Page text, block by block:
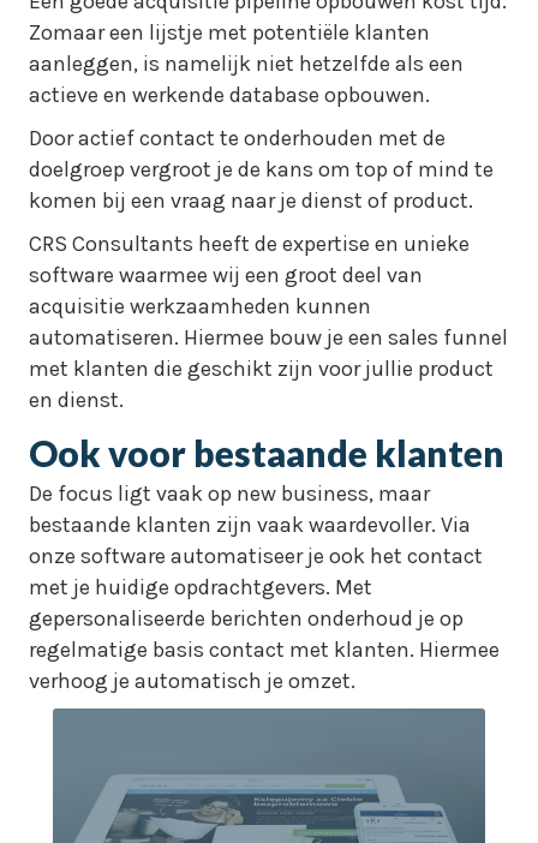
Zomaar een lijstje met potentiële klanten
aanleggen, is namelijk niet hetzelfde als een
actieve en werkende database opbouwen.
Door actief contact te onderhouden met de
doelgroep vergroot je de kans om top of mind te
komen bij een vraag naar je dienst of product.
CRS Consultants heeft de expertise en unieke
software waarmee wij een groot deel van
acquisitie werkzaamheden kunnen
automatiseren. Hiermee bouw je een sales funnel
met klanten die geschikt zijn voor jullie product
en dienst.
Ook voor bestaande klanten
De focus ligt vaak op new business, maar
bestaande klanten zijn vaak waardevoller. Via
onze software automatiseer je ook het contact
met je huidige opdrachtgevers. Met
gepersonaliseerde berichten onderhoud je op
regelmatige basis contact met klanten. Hiermee
verhoog je automatisch je omzet.